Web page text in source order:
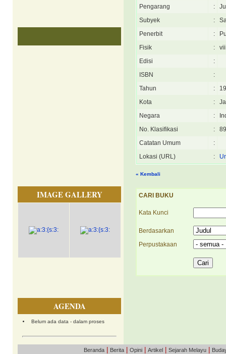
IMAGE GALLERY
AGENDA
Belum ada data - dalam proses
Pengarang
:
Subyek
:
Penerbit
:
Fisik
:
Edisi
:
ISBN
:
Tahun
:
Kota
:
Negara
:
No. Klasifikasi
:
Catatan Umum
:
Lokasi (URL)
:
« Kembali
CARI BUKU
Kata Kunci
Berdasarkan
Perpustakaan
Beranda Berita Opini Artikel Sejarah Melayu